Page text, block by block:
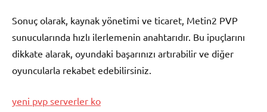
Sonuç olarak, kaynak yönetimi ve ticaret, Metin2 PVP
sunucularında hızlı ilerlemenin anahtarıdır. Bu ipuçlarını
dikkate alarak, oyundaki başarınızı artırabilir ve diğer
oyuncularla rekabet edebilirsiniz.
yeni pvp serverler ko